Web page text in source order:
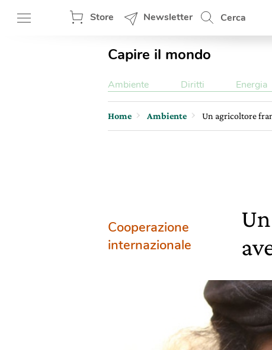
Store Newsletter Cerca
Capire il mondo
Ambiente Diritti Energia
Home Ambiente Un agricoltore
Cooperazione
internazionale